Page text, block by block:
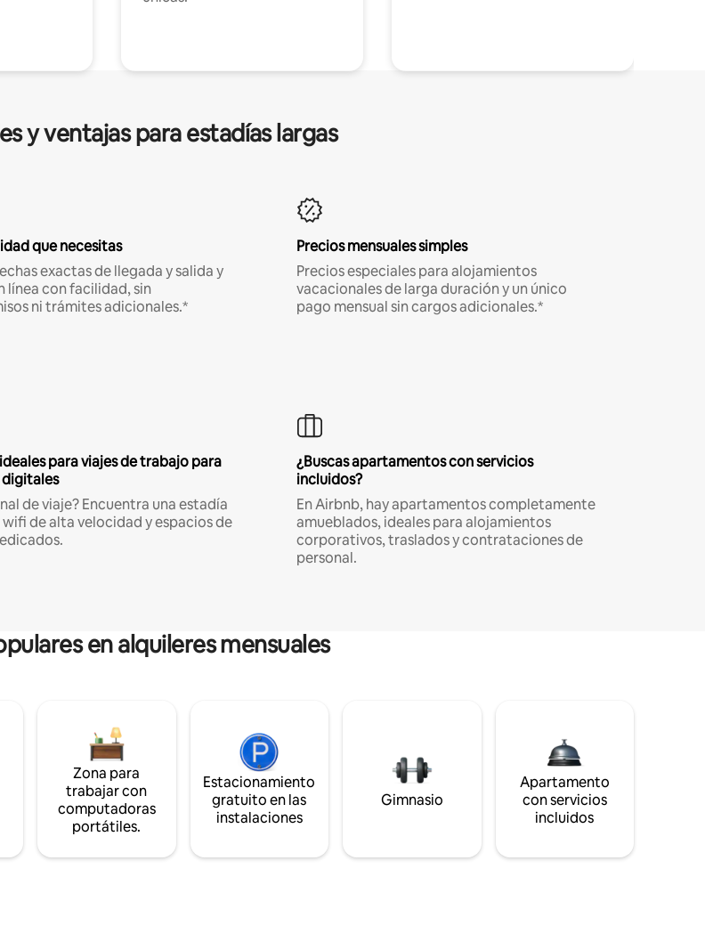
y ventajas para estadías largas
que necesitas
exactas de llegada y salida y
línea con facilidad, sin
ni trámites adicionales.*
Precios mensuales simples
Precios especiales para alojamientos
vacacionales de larga duración y un único
pago mensual sin cargos adicionales.*
para viajes de trabajo para
digitales
de viaje? Encuentra una estadía
de alta velocidad y espacios de
¿Buscas apartamentos con servicios
incluidos?
En Airbnb, hay apartamentos completamente
amueblados, ideales para alojamientos
corporativos, traslados y contrataciones de
personal.
en alquileres mensuales
Zona para
trabajar con
computadoras
portátiles.
Estacionamiento
gratuito en las
instalaciones
Gimnasio
Apartamento
con servicios
incluidos